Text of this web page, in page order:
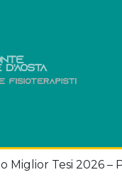
Miglior Tesi 2026 –